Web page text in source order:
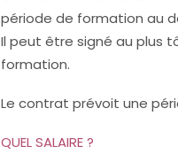
période de formation au
Il peut être signé au plus
formation.
Le contrat prévoit une
QUEL SALAIRE ?